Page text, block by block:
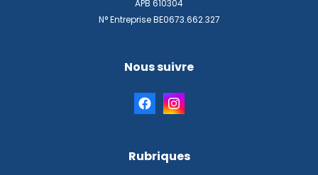
APB 610304
N° Entreprise BE0673.662.327
Nous suivre
Rubriques